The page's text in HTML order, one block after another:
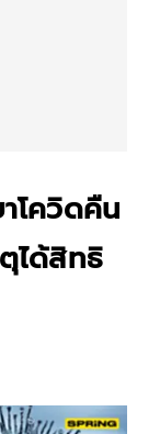
โควิดคืน
ได้สิทธิ